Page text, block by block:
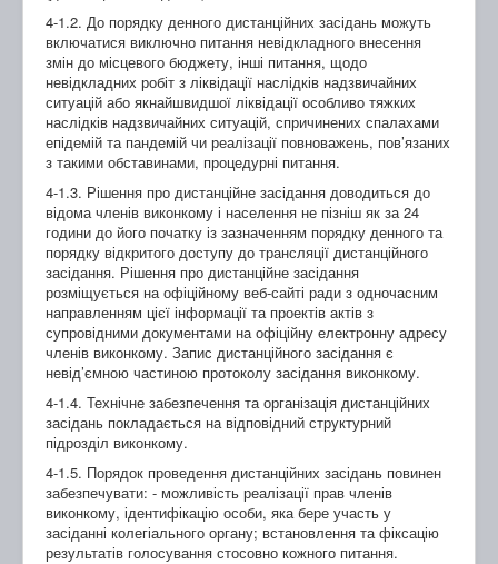
4-1.2. До порядку денного дистанційних засідань можуть
включатися виключно питання невідкладного внесення
змін до місцевого бюджету, інші питання, щодо
невідкладних робіт з ліквідації наслідків надзвичайних
ситуацій або якнайшвидшої ліквідації особливо тяжких
наслідків надзвичайних ситуацій, спричинених спалахами
епідемій та пандемій чи реалізації повноважень, пов’язаних
з такими обставинами, процедурні питання.
4-1.3. Рішення про дистанційне засідання доводиться до
відома членів виконкому і населення не пізніш як за 24
години до його початку із зазначенням порядку денного та
порядку відкритого доступу до трансляції дистанційного
засідання. Рішення про дистанційне засідання
розміщується на офіційному веб-сайті ради з одночасним
направленням цієї інформації та проектів актів з
супровідними документами на офіційну електронну адресу
членів виконкому. Запис дистанційного засідання є
невід’ємною частиною протоколу засідання виконкому.
4-1.4. Технічне забезпечення та організація дистанційних
засідань покладається на відповідний структурний
підрозділ виконкому.
4-1.5. Порядок проведення дистанційних засідань повинен
забезпечувати: - можливість реалізації прав членів
виконкому, ідентифікацію особи, яка бере участь у
засіданні колегіального органу; встановлення та фіксацію
результатів голосування стосовно кожного питання.